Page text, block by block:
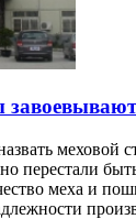
меховой
перестали
меха и